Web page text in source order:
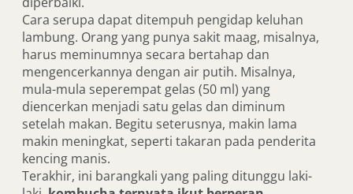
Cara serupa dapat ditempuh pengidap keluhan
lambung. Orang yang punya sakit maag, misalnya,
harus meminumnya secara bertahap dan
mengencerkannya dengan air putih. Misalnya,
mula-mula seperempat gelas (50 ml) yang
diencerkan menjadi satu gelas dan diminum
setelah makan. Begitu seterusnya, makin lama
makin meningkat, seperti takaran pada penderita
kencing manis.
Terakhir, ini barangkali yang paling ditunggu laki-